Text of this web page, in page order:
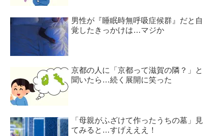
男性が『睡眠時無呼吸症候群』だと自
覚したきっかけは…マジか
京都の人に「京都って滋賀の隣？」と
聞いたら…続く展開に笑った
「母親がふざけて作ったうちの墓」見
てみると…すげえええ！